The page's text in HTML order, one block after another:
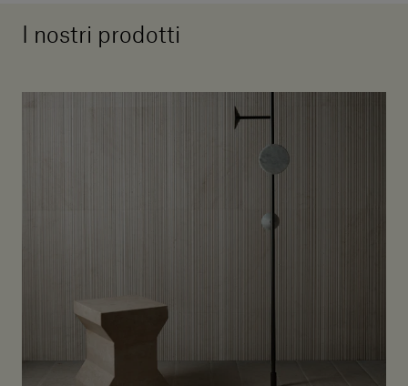
I nostri prodotti